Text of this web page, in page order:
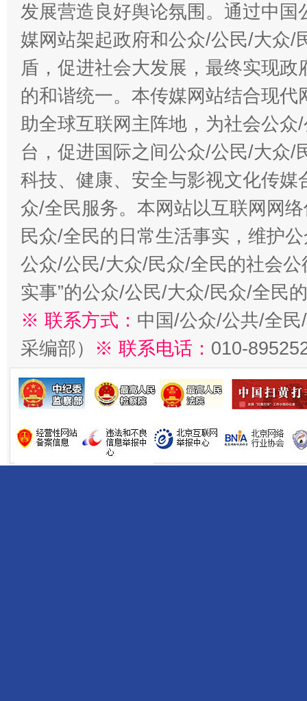
发展营造良好舆论氛围。通过中
媒网站架起政府和公众/公民/大众/
盾，促进社会大发展，最终实现
的和谐统一。本传媒网站结合现
助全球互联网主阵地，为社会公
台，促进国际之间公众/公民/大众/
科技、健康、安全与影视文化传
众/全民服务。本网站以互联网网
民众/全民的日常生活事实，维护
公众/公民/大众/民众/全民的社会公
实事”的公众/公民/大众/民众/全民
※ 联系方式： 中国/公众/公共/全
采编部） ※ 联系电话： 010-